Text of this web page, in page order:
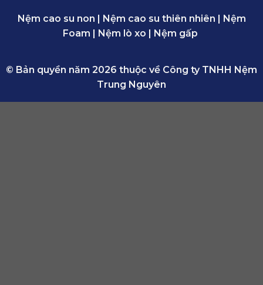
Nệm cao su non | Nệm cao su thiên nhiên | Nệm
Foam | Nệm lò xo | Nệm gấp
© Bản quyền năm 2026 thuộc về Công ty TNHH Nệm
Trung Nguyên